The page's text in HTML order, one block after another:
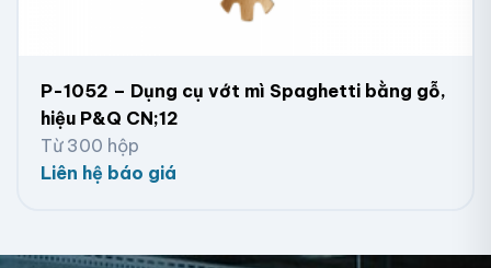
P-1052 – Dụng cụ vớt mì Spaghetti bằng gỗ,
hiệu P&Q CN;12
Từ 300 hộp
Liên hệ báo giá